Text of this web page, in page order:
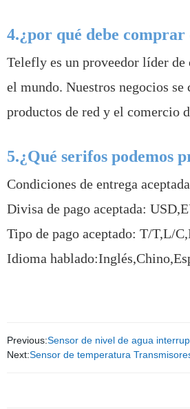
4.¿por qué debe
Telefly es un proveedor líder de
el mundo. Nuestros negocios
productos de red y el comercio
5.¿Qué serifos podemos
Condiciones de entrega
Divisa de pago aceptada:
Tipo de pago aceptado: T/T,L/
Idioma
Previous:Sensor de nivel de agua
Next:Sensor de temperatura